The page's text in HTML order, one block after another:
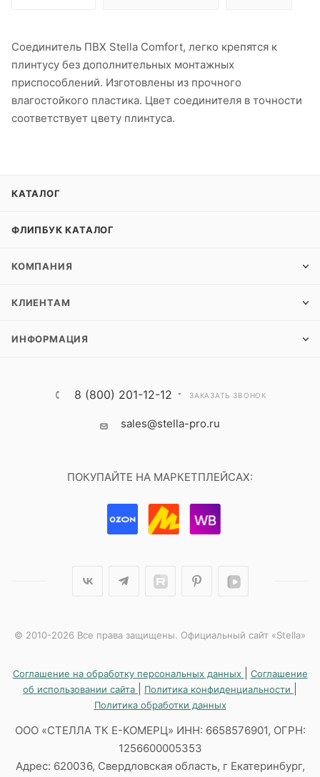
Соединитель ПВХ Stella Comfort, легко крепятся к
плинтусу без дополнительных монтажных
приспособлений. Изготовлены из прочного
влагостойкого пластика. Цвет соединителя в точности
соответствует цвету плинтуса.
КАТАЛОГ
ФЛИПБУК КАТАЛОГ
КОМПАНИЯ
КЛИЕНТАМ
ИНФОРМАЦИЯ
8 (800) 201-12-12 ЗАКАЗАТЬ ЗВОНОК
sales@stella-pro.ru
ПОКУПАЙТЕ НА МАРКЕТПЛЕЙСАХ:
© 2010-2026 Все права защищены. Официальный сайт «Stella»
Соглашение на обработку персональных данных
Соглашение
об использовании сайта
Политика конфиденциальности
Политика обработки данных
ООО «СТЕЛЛА ТК Е-КОМЕРЦ» ИНН: 6658576901, ОГРН:
1256600005353
Адрес: 620036, Свердловская область, г Екатеринбург,